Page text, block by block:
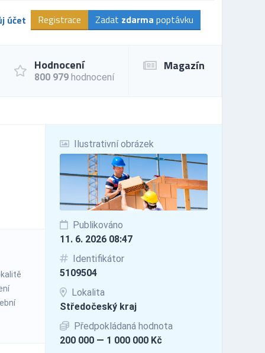
účet Registrace Zadat zdarma poptávku
Hodnocení
800 979 hodnocení
Magazín
Ilustrativní obrázek
Publikováno
11. 6. 2026 08:47
Identifikátor
5109504
Lokalita
Středočeský kraj
Předpokládaná hodnota
200 000 — 1 000 000 Kč